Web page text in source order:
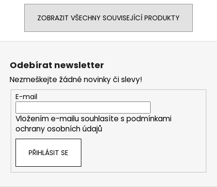
ZOBRAZIT VŠECHNY SOUVISEJÍCÍ PRODUKTY
Odebírat newsletter
Nezmeškejte žádné novinky či slevy!
E-mail
Vložením e-mailu souhlasíte s podmínkami
ochrany osobních údajů
PŘIHLÁSIT SE